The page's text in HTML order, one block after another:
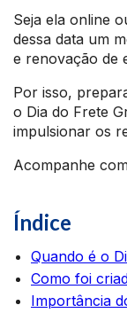
Seja ela online
dessa data um
e renovação de
Por isso,
o Dia do Frete
impulsionar os
Acompanhe
Índice
Quando é o
Como foi
Importância